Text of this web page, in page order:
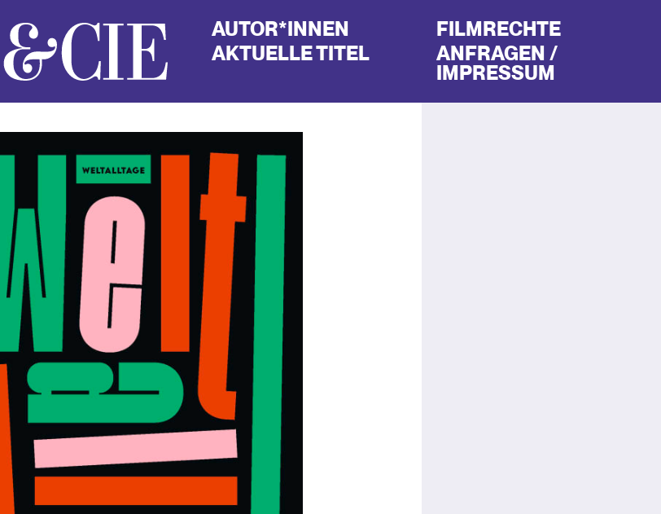
AUTOR*INNEN
AKTUELLE TITEL
FILMRECHTE
ANFRAGEN /
IMPRESSUM